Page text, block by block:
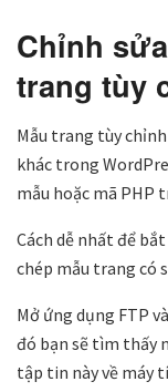
Chỉnh
trang tùy
Mẫu trang tùy
khác trong
mẫu hoặc mã PHP
Cách dễ nhất để
chép mẫu trang có
Mở ứng dụng FTP
đó bạn sẽ tìm thấy
tập tin này về máy